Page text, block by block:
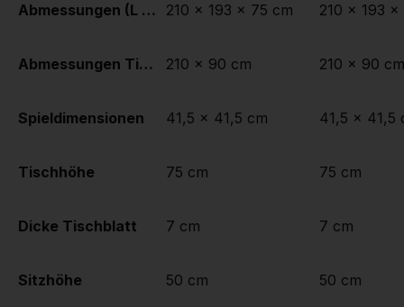
Abmessungen (L x B x H)
Abmessungen Tischplatte (L x B)
Spieldimensionen
Tischhöhe
Dicke Tischblatt
Sitzhöhe
210 x 193 x 75 cm
210 x 90 cm
41,5 x 41,5 cm
75 cm
7 cm
50 cm
210 x 193 x
210 x 90 cm
41,5 x 41,5
75 cm
7 cm
50 cm